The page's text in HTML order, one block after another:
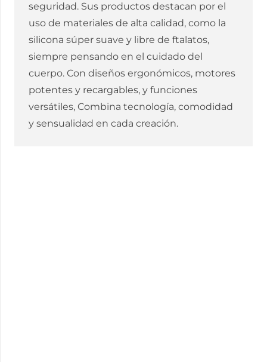
seguridad. Sus productos destacan por el
uso de materiales de alta calidad, como la
silicona súper suave y libre de ftalatos,
siempre pensando en el cuidado del
cuerpo. Con diseños ergonómicos, motores
potentes y recargables, y funciones
versátiles, Combina tecnología, comodidad
y sensualidad en cada creación.